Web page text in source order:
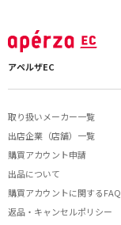
アペルザEC
取り扱いメーカー一覧
出店企業（店舗）一覧
購買アカウント申請
出品について
購買アカウントに関するFAQ
返品・キャンセルポリシー